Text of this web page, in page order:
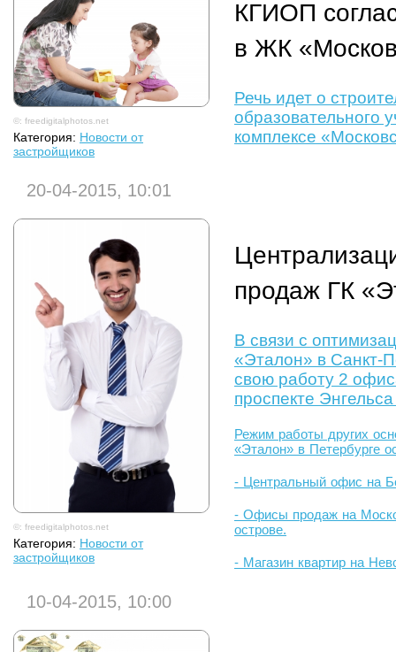
©: freedigitalphotos.net
Категория: Новости от
застройщиков
КГИОП
в ЖК
Речь идет о
образовательного
комплексе
20-04-2015, 10:01
©: freedigitalphotos.net
Категория: Новости от
застройщиков
продаж ГК
В связи с
«Эталон» в Санкт-
свою работу 2
проспекте
Режим работы других
«Эталон» в Петербурге
- Центральный офис на
- Офисы продаж на
острове.
- Магазин квартир на
10-04-2015, 10:00